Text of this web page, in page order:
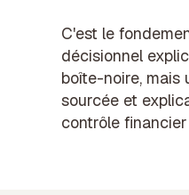
C'est le
décisionnel
boîte-noire, mais
sourcée et
contrôle